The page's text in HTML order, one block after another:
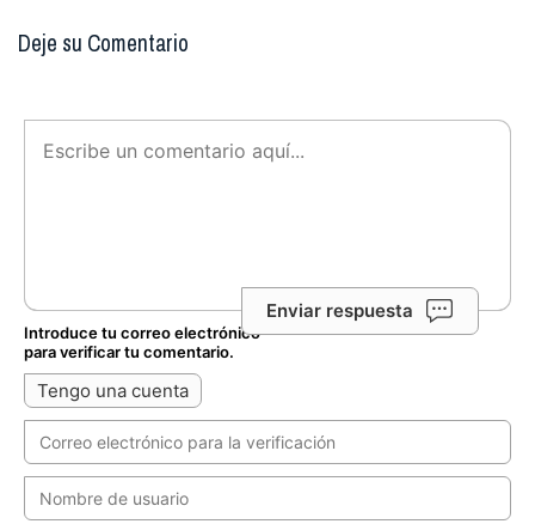
Deje su Comentario
Enviar respuesta
Introduce tu correo electrónico
para verificar tu comentario.
Tengo una cuenta